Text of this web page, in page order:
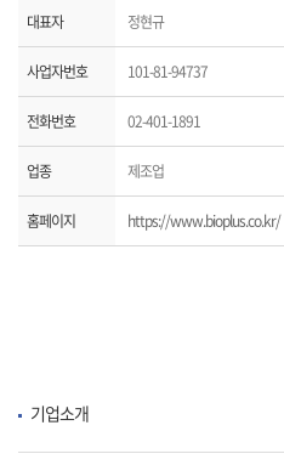
대표자 정현규
사업자번호 101-81-94737
전화번호 02-401-1891
업종 제조업
홈페이지 https://www.bioplus.co.kr/
기업소개